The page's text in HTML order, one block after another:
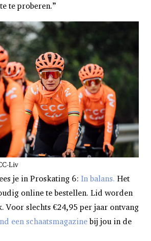
te proberen.”
Liv
je in Proskating 6: In balans. Het
online te bestellen. Lid worden
Voor slechts €24,95 per jaar ontvang
een schaatsmagazinebij jou in de